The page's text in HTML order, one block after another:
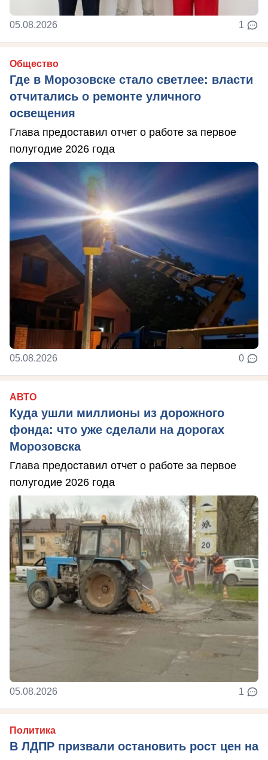
05.08.2026 1
Общество
Где в Морозовске стало светлее: власти
отчитались о ремонте уличного
освещения
Глава предоставил отчет о работе за первое
полугодие 2026 года
05.08.2026 0
АВТО
Куда ушли миллионы из дорожного
фонда: что уже сделали на дорогах
Морозовска
Глава предоставил отчет о работе за первое
полугодие 2026 года
05.08.2026 1
Политика
В ЛДПР призвали остановить рост цен на